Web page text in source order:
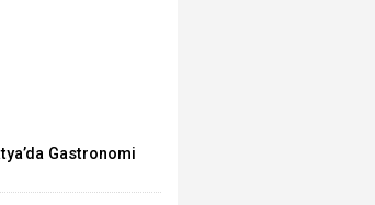
Gastronomi
Yapılacak